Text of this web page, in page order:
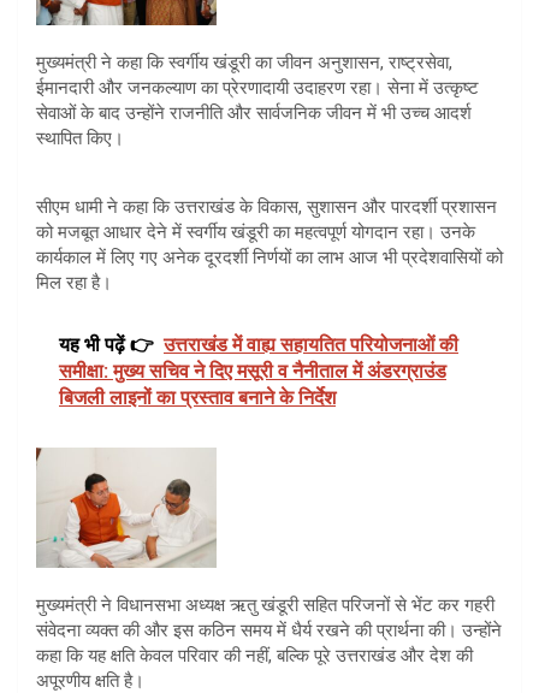
मुख्यमंत्री ने कहा कि स्वर्गीय खंडूरी का जीवन अनुशासन, राष्ट्रसेवा,
ईमानदारी और जनकल्याण का प्रेरणादायी उदाहरण रहा। सेना में उत्कृष्ट
सेवाओं के बाद उन्होंने राजनीति और सार्वजनिक जीवन में भी उच्च आदर्श
स्थापित किए।
सीएम धामी ने कहा कि उत्तराखंड के विकास, सुशासन और पारदर्शी प्रशासन
को मजबूत आधार देने में स्वर्गीय खंडूरी का महत्वपूर्ण योगदान रहा। उनके
कार्यकाल में लिए गए अनेक दूरदर्शी निर्णयों का लाभ आज भी प्रदेशवासियों को
मिल रहा है।
यह भी पढ़ें 👉 उत्तराखंड में वाह्य सहायतित परियोजनाओं की
समीक्षा: मुख्य सचिव ने दिए मसूरी व नैनीताल में अंडरग्राउंड
बिजली लाइनों का प्रस्ताव बनाने के निर्देश
मुख्यमंत्री ने विधानसभा अध्यक्ष ऋतु खंडूरी सहित परिजनों से भेंट कर गहरी
संवेदना व्यक्त की और इस कठिन समय में धैर्य रखने की प्रार्थना की। उन्होंने
कहा कि यह क्षति केवल परिवार की नहीं, बल्कि पूरे उत्तराखंड और देश की
अपूरणीय क्षति है।